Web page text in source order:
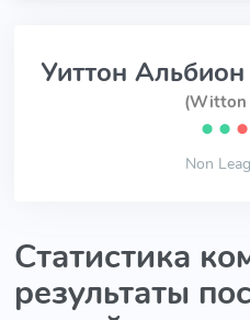
Уиттон Альбион
(Witton
⬤ ⬤ ⬤
Non
Статистика
результаты